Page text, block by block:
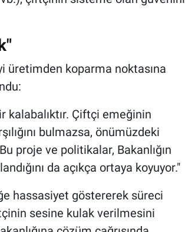
koparma noktasına
kalabalıktır. Çiftçi emeğinin
bulmazsa, önümüzdeki
proje ve politikalar, Bakanlığın
da açıkça ortaya koyuyor."
hassasiyet göstererek süreci
sesine kulak verilmesini